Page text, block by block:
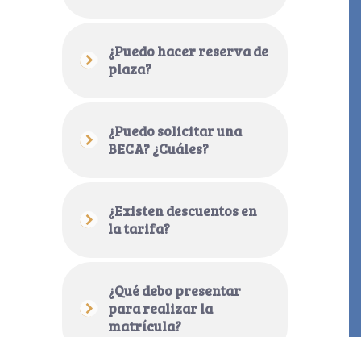
¿Puedo hacer reserva de
plaza?
¿Puedo solicitar una
BECA? ¿Cuáles?
¿Existen descuentos en
la tarifa?
¿Qué debo presentar
para realizar la
matrícula?